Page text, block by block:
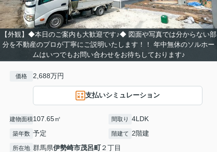
【外観】◆本日のご案内も大歓迎です♪◆ 図面や写真では分からない部
分を不動産のプロが丁寧にご説明いたします！！ 年中無休のソルホー
ムはいつでもお問い合わせをお待ちしております♪
価格 2,688万円
支払いシミュレーション
建物面積107.65㎡ 間取り 4LDK
築年数 予定 階建て 2階建
所在地 群馬県伊勢崎市茂呂町２丁目